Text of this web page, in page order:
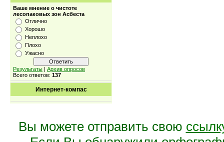
Ваше мнение о чистоте
лесопаковых зон Асбеста
Отлично
Хорошо
Неплохо
Плохо
Ужасно
Результаты | Архив опросов
Всего ответов: 137
Интернет-компас
Вы можете отправить свою